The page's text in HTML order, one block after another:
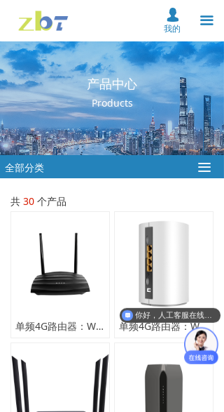
끀
首页
关于我们
产品中心
解决方案
资料下载
服务支持
新闻中心
在线购买
联系我们
云平台
英文版
넙
我的
产品中心
Products
全部分类 끀
共 30 个产品
单频4G路由器：WE2815 单频4G路由器：WE5927-C
你好，人工客服在线吗？